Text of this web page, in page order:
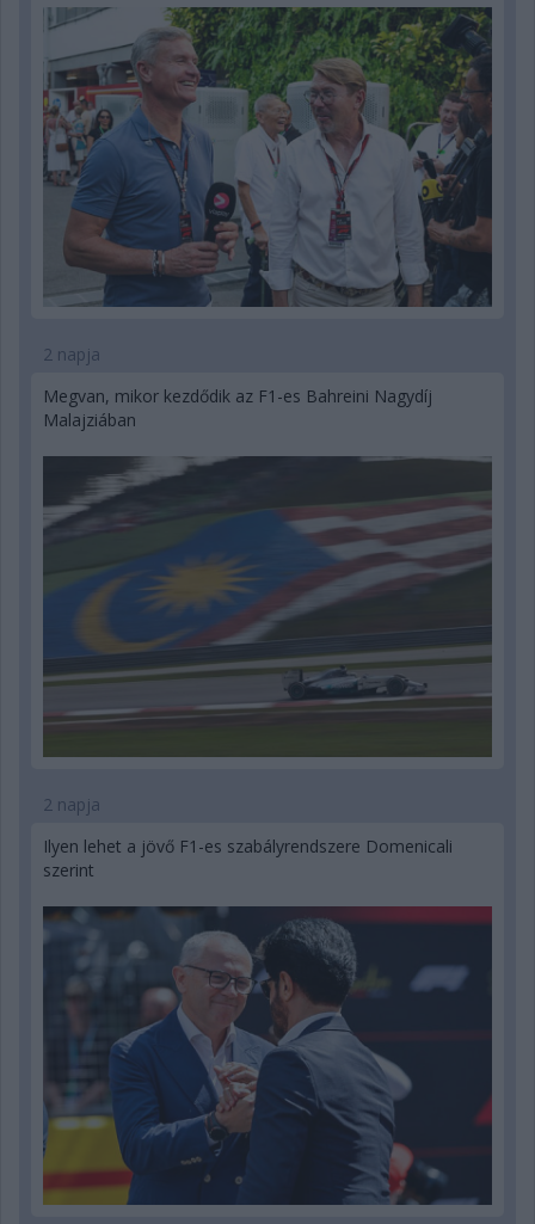
2 napja
Megvan, mikor kezdődik az F1-es Bahreini Nagydíj
Malajziában
2 napja
Ilyen lehet a jövő F1-es szabályrendszere Domenicali
szerint